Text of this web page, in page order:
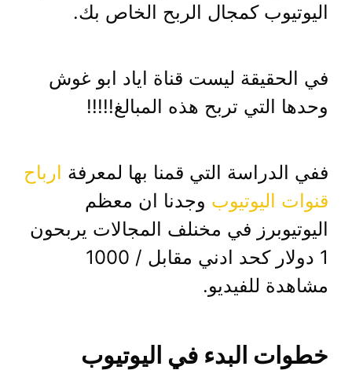
اليوتيوب كمجال الربح الخاص بك.
في الحقيقة ليست قناة اياد ابو غوش
وحدها التي تربح هذه المبالغ!!!!!
ففي الدراسة التي قمنا بها لمعرفة ارباح
قنوات اليوتيوب وجدنا ان معظم
اليوتيوبرز في مخنلف المجالات يربحون
1 دولار كحد ادني مقابل / 1000
مشاهدة للفيديو.
خطوات البدء في اليوتيوب